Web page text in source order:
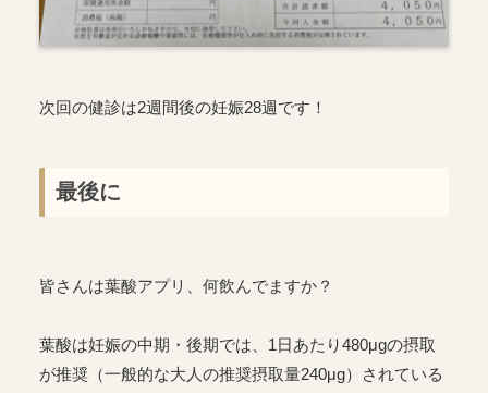
次回の健診は2週間後の妊娠28週です！
最後に
皆さんは葉酸アプリ、何飲んでますか？
葉酸は妊娠の中期・後期では、1日あたり480μgの摂取
が推奨（一般的な大人の推奨摂取量240μg）されている